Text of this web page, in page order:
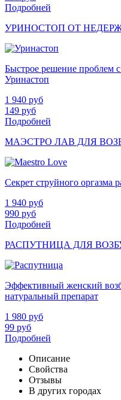
Подробней
УРИНОСТОП ОТ
Быстрое решение проблем
Уринастоп
1 940 руб
149 руб
Подробней
МАЭСТРО ЛАВ ДЛЯ
Секрет струйного оргазма
1 940 руб
990 руб
Подробней
РАСПУТНИЦА ДЛЯ
Эффективный женский
натуральный препарат
1 980 руб
99 руб
Подробней
Описание
Свойства
Отзывы
В других городах